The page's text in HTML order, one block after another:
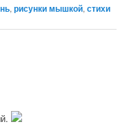
,рисунки мышкой,стихи